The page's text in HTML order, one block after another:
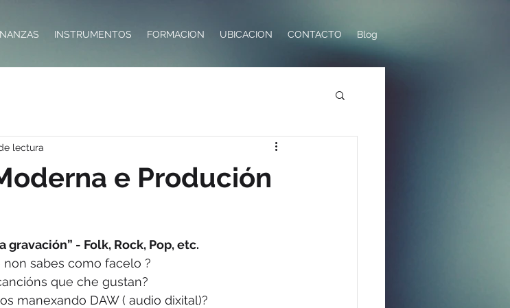
INSTRUMENTOS FORMACION UBICACION CONTACTO Blog
e Produción
lectura
gravación” - Folk, Rock, Pop, etc.
sabes como facelo ?
que che gustan?
manexando DAW ( audio dixital)?